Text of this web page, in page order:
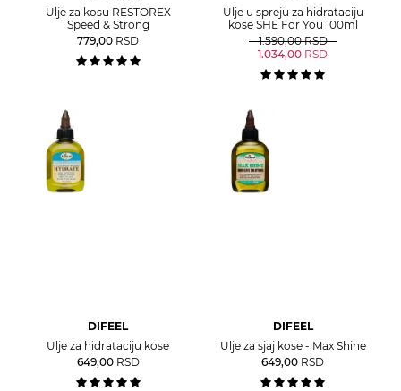
Ulje za kosu RESTOREX
Speed & Strong
779,00 RSD
Ulje u spreju za hidrataciju
kose SHE For You 100ml
1.590,00 RSD
1.034,00 RSD
DIFEEL
Ulje za hidrataciju kose
649,00 RSD
DIFEEL
Ulje za sjaj kose - Max Shine
649,00 RSD